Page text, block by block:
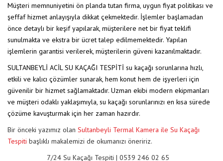
Müşteri memnuniyetini ön planda tutan firma, uygun fiyat politikası ve
şeffaf hizmet anlayışıyla dikkat çekmektedir. İşlemler başlamadan
önce detaylı bir keşif yapılarak, müşterilere net bir fiyat teklifi
sunulmakta ve ekstra bir ücret talep edilmemektedir. Yapılan
işlemlerin garantisi verilerek, müşterilerin güveni kazanılmaktadır.
SULTANBEYLİ ACİL SU KAÇAĞI TESPİTİ su kaçağı sorunlarına hızlı,
etkili ve kalıcı çözümler sunarak, hem konut hem de işyerleri için
güvenilir bir hizmet sağlamaktadır. Uzman ekibi modern ekipmanları
ve müşteri odaklı yaklaşımıyla, su kaçağı sorunlarınızı en kısa sürede
çözüme kavuşturmak için her zaman hazırdır.
Bir önceki yazımız olan Sultanbeyli Termal Kamera ile Su Kaçağı
Tespiti başlıklı makalemizi de okumanızı öneririz.
7/24 Su Kaçağı Tespiti | 0539 246 02 65